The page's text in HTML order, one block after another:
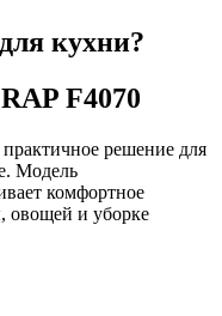
кухни?
F4070
решение для
Модель
комфортное
овощей и уборке